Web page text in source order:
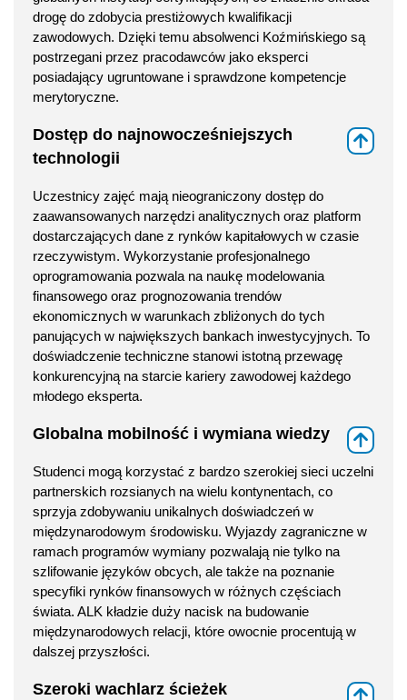
drogę do zdobycia prestiżowych kwalifikacji
zawodowych. Dzięki temu absolwenci Koźmińskiego są
postrzegani przez pracodawców jako eksperci
posiadający ugruntowane i sprawdzone kompetencje
merytoryczne.
Dostęp do najnowocześniejszych
technologii
Uczestnicy zajęć mają nieograniczony dostęp do
zaawansowanych narzędzi analitycznych oraz platform
dostarczających dane z rynków kapitałowych w czasie
rzeczywistym. Wykorzystanie profesjonalnego
oprogramowania pozwala na naukę modelowania
finansowego oraz prognozowania trendów
ekonomicznych w warunkach zbliżonych do tych
panujących w największych bankach inwestycyjnych. To
doświadczenie techniczne stanowi istotną przewagę
konkurencyjną na starcie kariery zawodowej każdego
młodego eksperta.
Globalna mobilność i wymiana wiedzy
Studenci mogą korzystać z bardzo szerokiej sieci uczelni
partnerskich rozsianych na wielu kontynentach, co
sprzyja zdobywaniu unikalnych doświadczeń w
międzynarodowym środowisku. Wyjazdy zagraniczne w
ramach programów wymiany pozwalają nie tylko na
szlifowanie języków obcych, ale także na poznanie
specyfiki rynków finansowych w różnych częściach
świata. ALK kładzie duży nacisk na budowanie
międzynarodowych relacji, które owocnie procentują w
dalszej przyszłości.
Szeroki wachlarz ścieżek